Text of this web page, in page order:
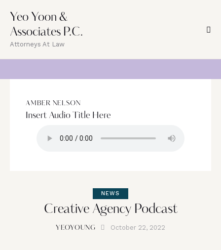
Yeo Yoon &
Associates P.C.
Attorneys At Law
AMBER NELSON
Insert Audio Title Here
NEWS
Creative Agency Podcast
YEOYOUNG October 22, 2022